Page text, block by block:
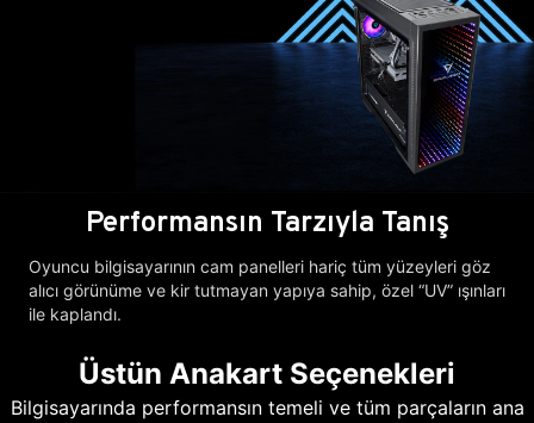
Performansın Tarzıyla Tanış
Oyuncu bilgisayarının cam panelleri hariç tüm yüzeyleri göz
alıcı görünüme ve kir tutmayan yapıya sahip, özel “UV” ışınları
ile kaplandı.
Üstün Anakart Seçenekleri
Bilgisayarında performansın temeli ve tüm parçaların ana